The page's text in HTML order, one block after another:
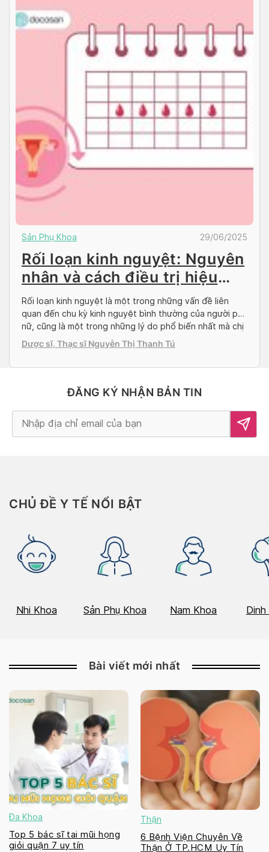
Sản Phụ Khoa 29/06/2025
Rối loạn kinh nguyệt: Nguyên
nhân và cách điều trị hiệu
quả
Rối loạn kinh nguyệt là một trong những vấn đề liên
quan đến chu kỳ kinh nguyệt bình thường của người phụ
nữ, cũng là một trong những lý do phổ biến nhất mà chị
em phụ nữ đến gặp bác sĩ phụ khoa. Rối loạn kinh
nguyệt và các triệu chứng của chúng có […]
Dược sĩ, Thạc sĩ Nguyễn Thị Thanh Tú
ĐĂNG KÝ NHẬN BẢN TIN
CHỦ ĐỀ Y TẾ NỔI BẬT
Nhi Khoa Sản Phụ Khoa Nam Khoa Dinh
Bài viết mới nhất
Đa Khoa
Top 5 bác sĩ tai mũi họng
giỏi quận 7 uy tín
Thận
6 Bệnh Viện Chuyên Về
Thận Ở TP.HCM Uy Tín